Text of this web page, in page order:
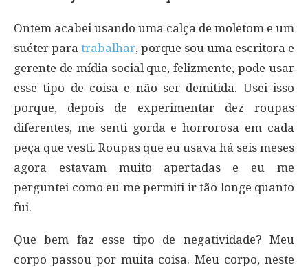
Ontem acabei usando uma calça de moletom e um
suéter para trabalhar, porque sou uma escritora e
gerente de mídia social que, felizmente, pode usar
esse tipo de coisa e não ser demitida. Usei isso
porque, depois de experimentar dez roupas
diferentes, me senti gorda e horrorosa em cada
peça que vesti. Roupas que eu usava há seis meses
agora estavam muito apertadas e eu me
perguntei como eu me permiti ir tão longe quanto
fui.
Que bem faz esse tipo de negatividade? Meu
corpo passou por muita coisa. Meu corpo, neste